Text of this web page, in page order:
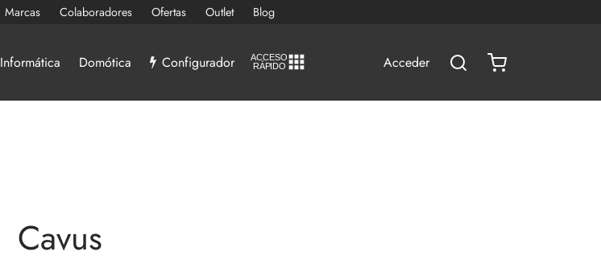
Marcas Colaboradores Ofertas Outlet Blog
Informática Domótica Configurador ACCESO
RÁPIDO Acceder
Cavus